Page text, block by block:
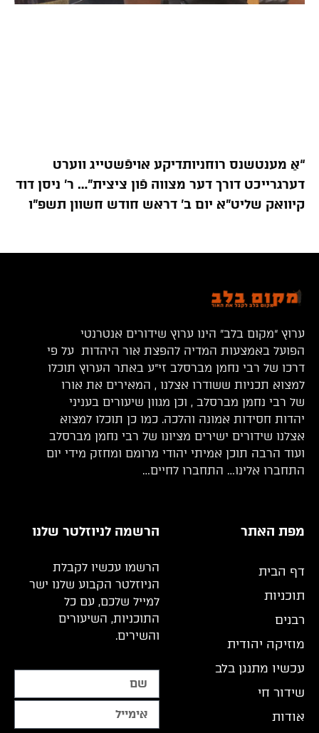
“אַ מענטשנס רוחניותדיקע אויפֿשטייג ווערט
דערגרייכט דורך דער מצווה פֿון ציצית”… ר’ ניסן דוד
קיוואק שליט”א יום ב’ דראש חודש חשוון תשפ”ו
ערוץ “מקום בלב” הינו ערוץ שידורים אנטרנטי
הפועל באמצעות המדיה להפצת אור היהדות על פי
דרכו של רבי נחמן מברסלב זי”ע באתר הערוץ תוכלו
למצוא תכניות ששודרו אצלנו , המאירים את אורו
של רבי נחמן מברסלב , וכן מגוון שיעורים בעניני
יהדות חסידות אמונה והלכה. כמו כן תוכלו למצוא
אצלנו שידורים ישירים מציונו של רבי נחמן מברסלב
ועוד הרבה תוכן אמיתי יהודי מרומם ומחזק מידי יום
התחברו אלינו… התחברו לחיים…
מפת האתר
דף הבית
תוכניות
רבנים
מוזיקה יהודית
עכשיו מתנגן בלב
שידור חי
אודות
הרשמה לניוזלטר שלנו
הרשמו עכשיו לקבלת
הניוזלטר הקבוע שלנו ישר
למייל שלכם, עם כל
התוכניות, השיעורים
והשירים.